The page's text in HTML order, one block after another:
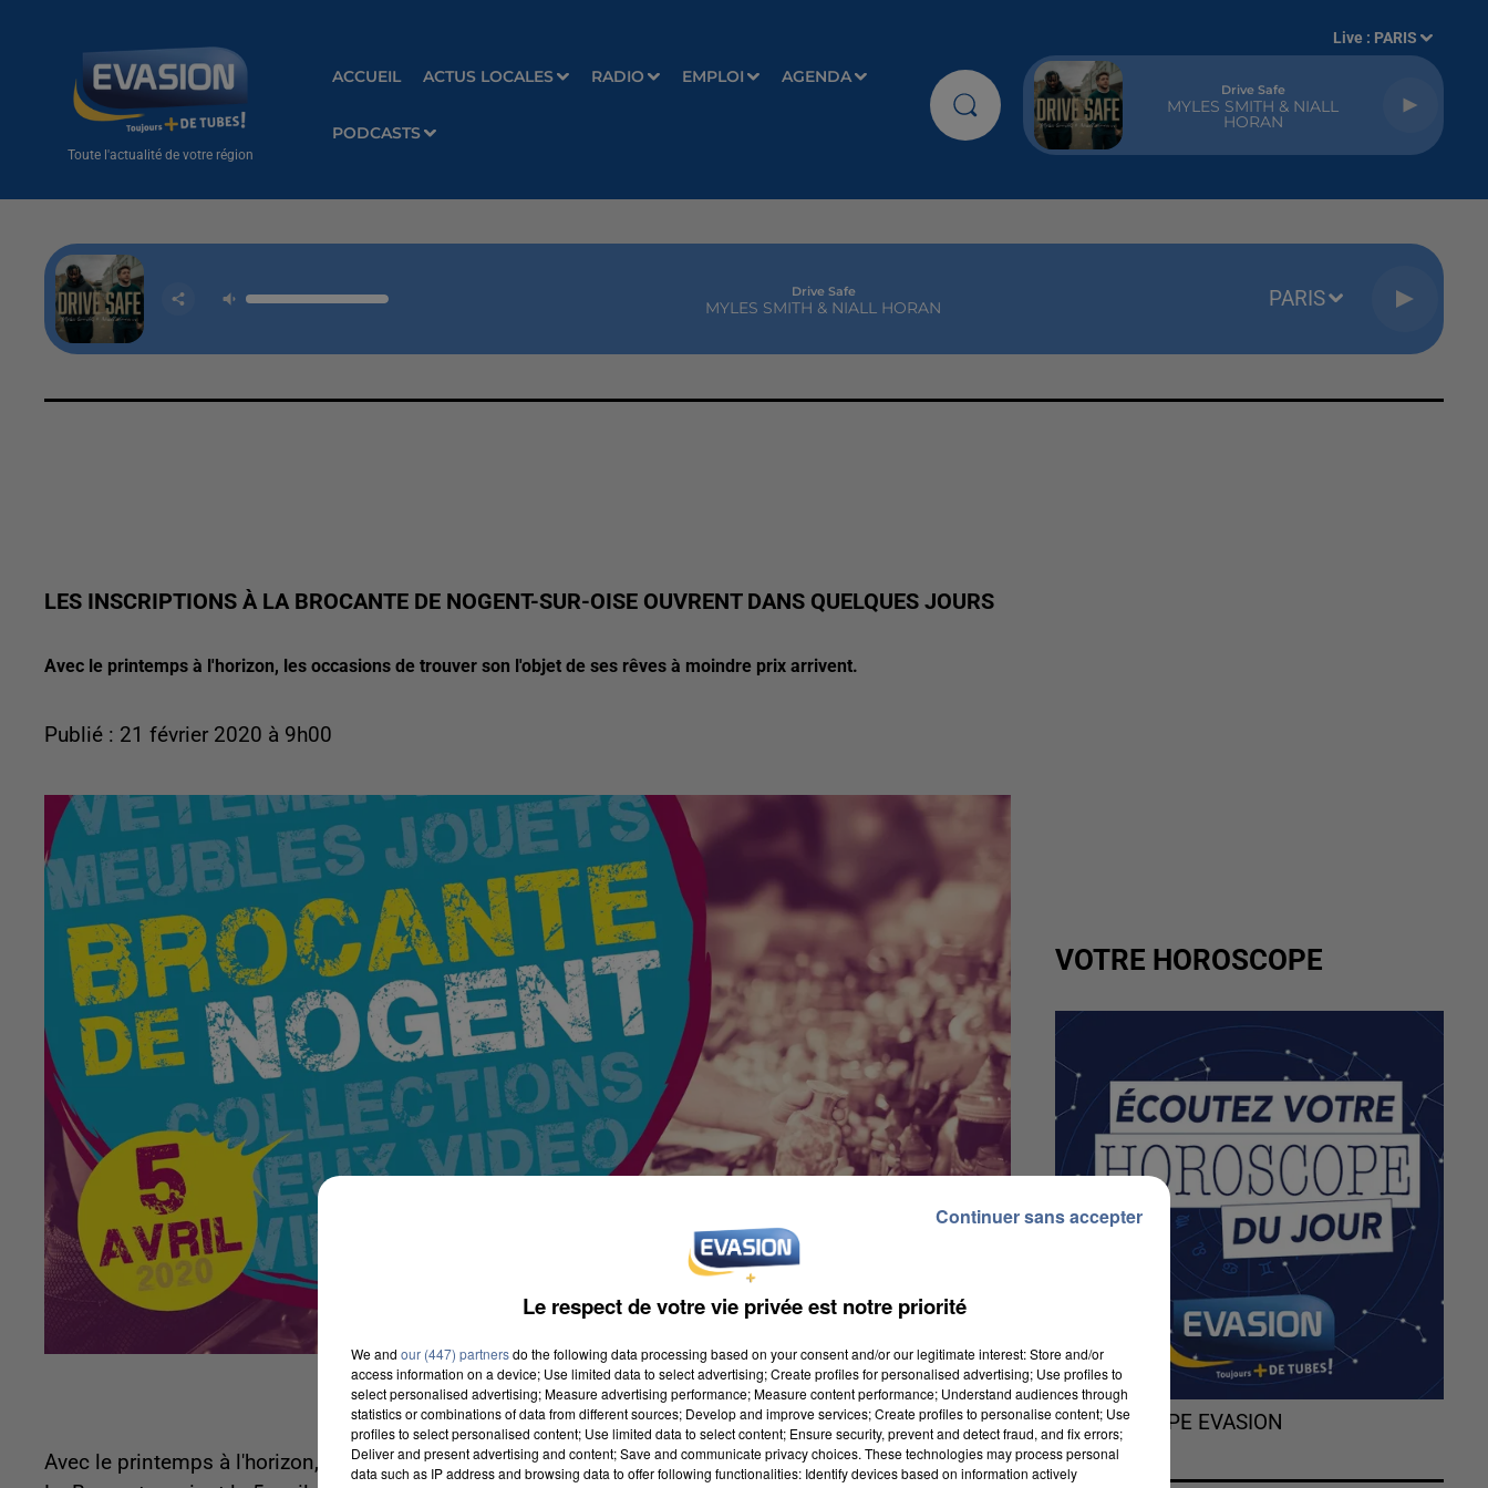
Toute l'actualité de votre région
ACCUEIL ACTUS LOCALES RADIO EMPLOI AGENDA
PODCASTS
Live : PARIS
Drive Safe
MYLES SMITH & NIALL
HORAN
Drive Safe
MYLES SMITH & NIALL HORAN PARIS
LES INSCRIPTIONS À LA BROCANTE DE NOGENT-SUR-OISE OUVRENT DANS QUELQUES JOURS
Avec le printemps à l'horizon, les occasions de trouver son l'objet de ses rêves à moindre prix arrivent.
Publié : 21 février 2020 à 9h00
Avec le printemps à l'horizon, les occasions de trouver son l'objet de ses rêves à moindre prix arrivent.
VOTRE HOROSCOPE
L'HOROSCOPE EVASION
Le respect de votre vie privée est notre priorité
We and our (447) partnersdo the following data processing based on your consent and/or our legitimate interest: Store and/or
access information on a device; Use limited data to select advertising; Create profiles for personalised advertising; Use profiles to
select personalised advertising; Measure advertising performance; Measure content performance; Understand audiences through
statistics or combinations of data from different sources; Develop and improve services; Create profiles to personalise content; Use
profiles to select personalised content; Use limited data to select content; Ensure security, prevent and detect fraud, and fix errors;
Deliver and present advertising and content; Save and communicate privacy choices. These technologies may process personal
data such as IP address and browsing data to offer following functionalities: Identify devices based on information actively
Continuer sans accepter